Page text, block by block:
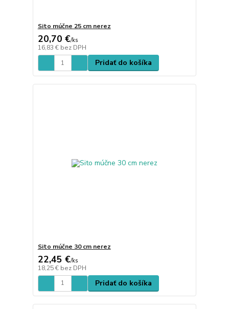
Sito múčne 25 cm nerez
20,70 €/ks
16,83 € bez DPH
Pridať do košíka
Sito múčne 30 cm nerez
22,45 €/ks
18,25 € bez DPH
Pridať do košíka